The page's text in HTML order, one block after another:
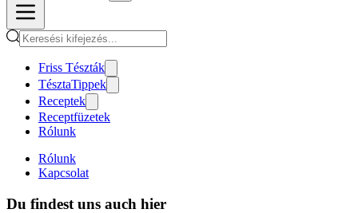
Friss Tészták
TésztaTippek
Receptek
Receptfüzetek
Rólunk
Rólunk
Kapcsolat
Du findest uns auch hier